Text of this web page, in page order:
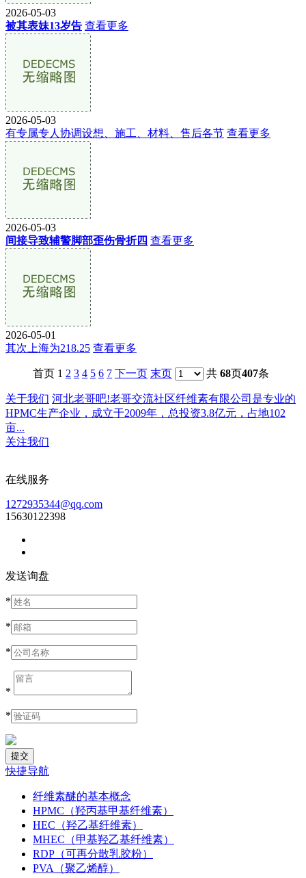
2026-05-03
被其表妹13岁告 查看更多
2026-05-03
有专属专人协调设想、施工、材料、售后各节 查看更多
2026-05-03
间接导致辅警脚部歪伤骨折四 查看更多
2026-05-01
其次上海为218.25 查看更多
首页 1 2 3 4 5 6 7 下一页 末页 共 68页407条
关于我们 河北老哥吧!老哥交流社区纤维素有限公司是专业的
HPMC生产企业，成立于2009年，总投资3.8亿元，占地102
亩...
关注我们
在线服务
1272935344@qq.com
15630122398
发送询盘
*
*
*
*
*
快捷导航
纤维素醚的基本概念
HPMC（羟丙基甲基纤维素）
HEC（羟乙基纤维素）
MHEC（甲基羟乙基纤维素）
RDP（可再分散乳胶粉）
PVA（聚乙烯醇）